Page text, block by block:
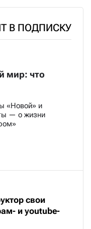
В ПОДПИСКУ
мир: что
«Новой» и
— о жизни
свои
и youtube-